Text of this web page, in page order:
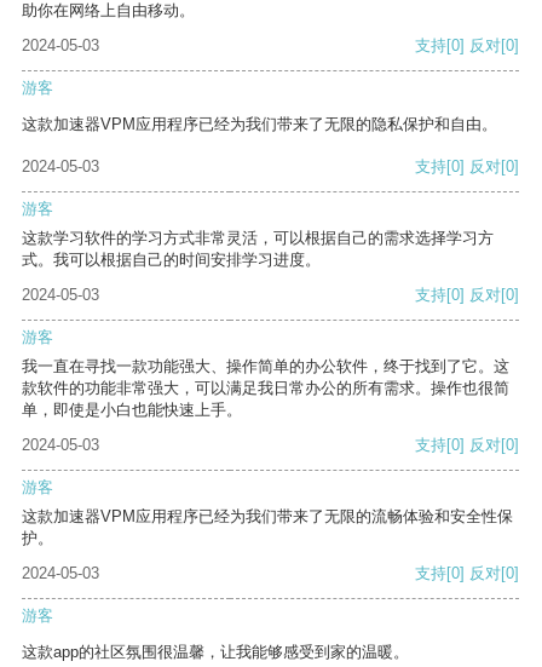
助你在网络上自由移动。
2024-05-03
支持[0] 反对[0]
游客
这款加速器VPM应用程序已经为我们带来了无限的隐私保护和自由。
2024-05-03 支持[0] 反对[0]
游客
这款学习软件的学习方式非常灵活，可以根据自己的需求选择学习方
式。我可以根据自己的时间安排学习进度。
2024-05-03
支持[0] 反对[0]
游客
我一直在寻找一款功能强大、操作简单的办公软件，终于找到了它。这
款软件的功能非常强大，可以满足我日常办公的所有需求。操作也很简
单，即使是小白也能快速上手。
2024-05-03
支持[0] 反对[0]
游客
这款加速器VPM应用程序已经为我们带来了无限的流畅体验和安全性保
护。
2024-05-03
支持[0] 反对[0]
游客
这款app的社区氛围很温馨，让我能够感受到家的温暖。